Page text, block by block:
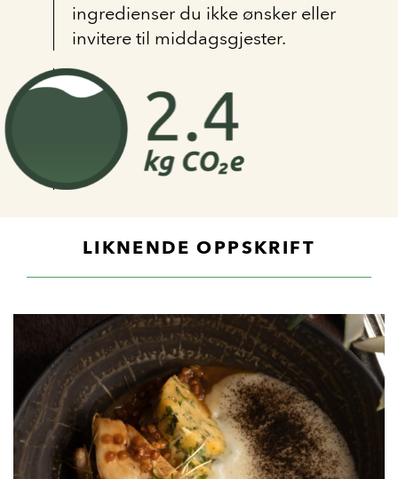
ingredienser du ikke ønsker eller
invitere til middagsgjester.
LIKNENDE OPPSKRIFT